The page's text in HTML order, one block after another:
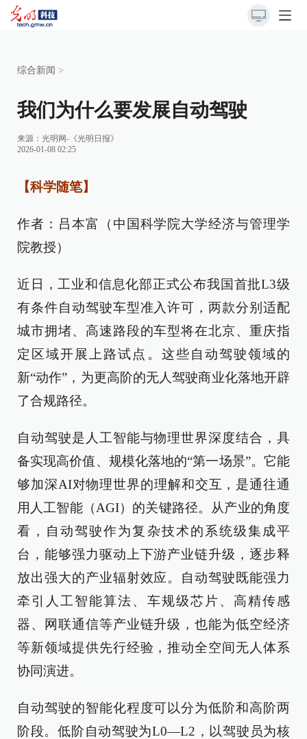
综合新闻 >
我们为什么要发展自动驾驶
来源： 光明网-《光明日报》
2026-01-08 02:25
【科学随笔】
作者：吕本富（中国科学院大学经济与管理学
院教授）
近日，工业和信息化部正式公布我国首批L3级
有条件自动驾驶车型准入许可，两款分别适配
城市拥堵、高速路段的车型将在北京、重庆指
定区域开展上路试点。这些自动驾驶领域的
新“动作”，为更高阶的无人驾驶商业化落地开辟
了合规路径。
自动驾驶是人工智能与物理世界深度结合，具
备实现高价值、规模化落地的“第一场景”。它能
够加深AI对物理世界的理解和交互，是通往通
用人工智能（AGI）的关键路径。从产业的角度
看，自动驾驶作为复杂技术的系统级集成平
台，能够强力驱动上下游产业链升级，逐步释
放出强大的产业辐射效应。自动驾驶既能强力
牵引人工智能算法、车规级芯片、高精传感
器、网联通信等产业链升级，也能为低空经济
等新领域提供先行经验，推动全空间无人体系
协同演进。
自动驾驶的智能化程度可以分为低阶和高阶两
阶段。低阶自动驾驶为L0—L2，以驾驶员为核